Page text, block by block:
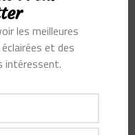
la
et l’économie
FREDERIC
•
est une société
du réseau social
les meilleures
et des
intéressent.